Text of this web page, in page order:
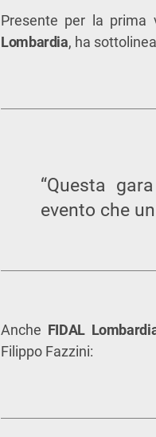
Presente per la prima
Lombardia, ha
“Questa
evento che
Anche FIDAL
Filippo Fazzini: